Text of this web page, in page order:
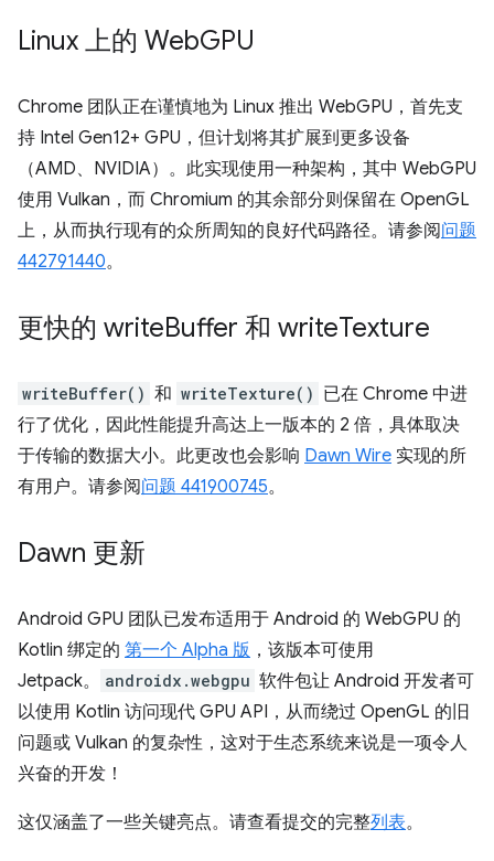
Linux 上的 WebGPU
Chrome 团队正在谨慎地为 Linux 推出 WebGPU，首先支
持 Intel Gen12+ GPU，但计划将其扩展到更多设备
（AMD、NVIDIA）。此实现使用一种架构，其中 WebGPU
使用 Vulkan，而 Chromium 的其余部分则保留在 OpenGL
上，从而执行现有的众所周知的良好代码路径。请参阅问题
442791440。
更快的 writeBuffer 和 writeTexture
writeBuffer() 和 writeTexture() 已在 Chrome 中进
行了优化，因此性能提升高达上一版本的 2 倍，具体取决
于传输的数据大小。此更改也会影响 Dawn Wire 实现的所
有用户。请参阅问题 441900745。
Dawn 更新
Android GPU 团队已发布适用于 Android 的 WebGPU 的
Kotlin 绑定的 第一个 Alpha 版 ，该版本可使用
Jetpack。
androidx.webgpu 软件包让 Android 开发者可
以使用 Kotlin 访问现代 GPU API，从而绕过 OpenGL 的旧
问题或 Vulkan 的复杂性，这对于生态系统来说是一项令人
兴奋的开发！
这仅涵盖了一些关键亮点。请查看提交的完整列表。